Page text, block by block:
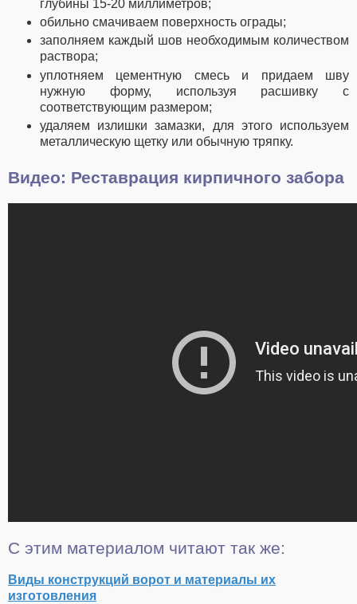
глубины 15-20 миллиметров;
обильно смачиваем поверхность ограды;
заполняем каждый шов необходимым количеством
раствора;
уплотняем цементную смесь и придаем шву
нужную форму, используя расшивку с
соответствующим размером;
удаляем излишки замазки, для этого используем
металлическую щетку или обычную тряпку.
Видео: Реставрация кирпичного забора
С этим материалом читают так же:
Виды конструкций ворот и материалы их
изготовления